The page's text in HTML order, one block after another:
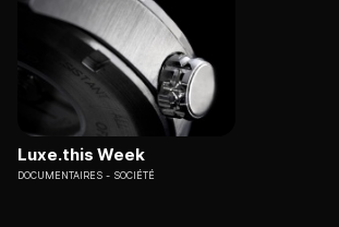
Luxe.this Week
DOCUMENTAIRES SOCIÉTÉ